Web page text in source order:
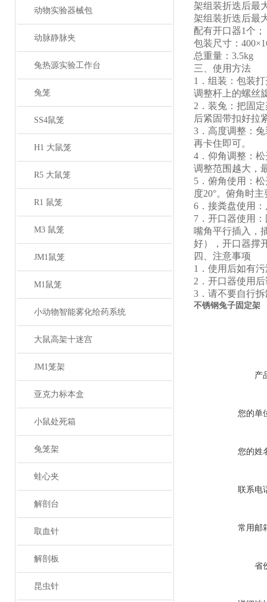
动物实验器械包
动脉静脉夹
兔热源实验工作台
兔笼
SS4鼠笼
H1 大鼠笼
R5 大鼠笼
R1 鼠笼
M3 鼠笼
JM1鼠笼
M1鼠笼
小动物智能雾化给药系统
大鼠高架十迷宫
JM1笼架
亚克力标本盒
小鼠处死箱
兔笼架
蛙心夹
解剖台
取血针
解剖板
昆虫针
架组装折迭后最
架组装折迭后最
配有开口器1个；
包装尺寸：
总重量： 3.5kg
三、使用方法
1．组装：包装
调整杆上的螺丝
2．装兔：把固
后紧固带扣好拉
3．高度调整：
再卡住即可。
4．仰角调整：
调整范围越大，
5．俯角使用：
度20°。俯角时
6．接粪盘使用
7．开口器使用
嘴角平行插入，
好），开口器撑
四、注意事项
1．使用后如有
2．开口器使用
3．请不要自行
不锈钢兔子固定架
产
您的单
您的姓
联系电
常用邮
省